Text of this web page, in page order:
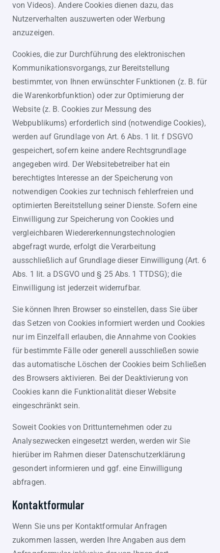
von Videos). Andere Cookies dienen dazu, das
Nutzerverhalten auszuwerten oder Werbung
anzuzeigen.
Cookies, die zur Durchführung des elektronischen
Kommunikationsvorgangs, zur Bereitstellung
bestimmter, von Ihnen erwünschter Funktionen (z. B. für
die Warenkorbfunktion) oder zur Optimierung der
Website (z. B. Cookies zur Messung des
Webpublikums) erforderlich sind (notwendige Cookies),
werden auf Grundlage von Art. 6 Abs. 1 lit. f DSGVO
gespeichert, sofern keine andere Rechtsgrundlage
angegeben wird. Der Websitebetreiber hat ein
berechtigtes Interesse an der Speicherung von
notwendigen Cookies zur technisch fehlerfreien und
optimierten Bereitstellung seiner Dienste. Sofern eine
Einwilligung zur Speicherung von Cookies und
vergleichbaren Wiedererkennungstechnologien
abgefragt wurde, erfolgt die Verarbeitung
ausschließlich auf Grundlage dieser Einwilligung (Art. 6
Abs. 1 lit. a DSGVO und § 25 Abs. 1 TTDSG); die
Einwilligung ist jederzeit widerrufbar.
Sie können Ihren Browser so einstellen, dass Sie über
das Setzen von Cookies informiert werden und Cookies
nur im Einzelfall erlauben, die Annahme von Cookies
für bestimmte Fälle oder generell ausschließen sowie
das automatische Löschen der Cookies beim Schließen
des Browsers aktivieren. Bei der Deaktivierung von
Cookies kann die Funktionalität dieser Website
eingeschränkt sein.
Soweit Cookies von Drittunternehmen oder zu
Analysezwecken eingesetzt werden, werden wir Sie
hierüber im Rahmen dieser Datenschutzerklärung
gesondert informieren und ggf. eine Einwilligung
abfragen.
Kontaktformular
Wenn Sie uns per Kontaktformular Anfragen
zukommen lassen, werden Ihre Angaben aus dem